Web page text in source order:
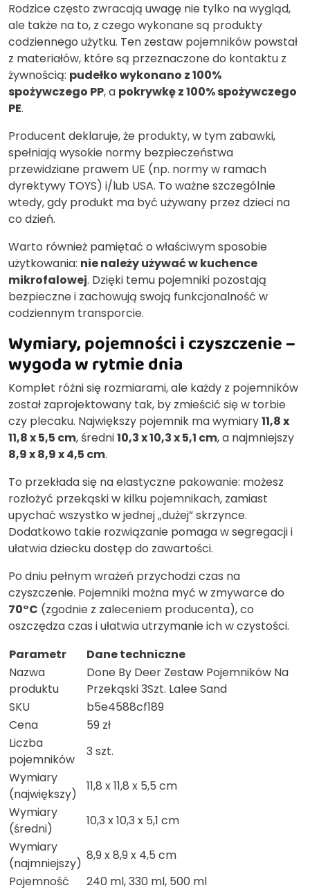
Rodzice często zwracają uwagę nie tylko na wygląd,
ale także na to, z czego wykonane są produkty
codziennego użytku. Ten zestaw pojemników powstał
z materiałów, które są przeznaczone do kontaktu z
żywnością: pudełko wykonano z 100%
spożywczego PP, a pokrywkę z 100% spożywczego
PE.
Producent deklaruje, że produkty, w tym zabawki,
spełniają wysokie normy bezpieczeństwa
przewidziane prawem UE (np. normy w ramach
dyrektywy TOYS) i/lub USA. To ważne szczególnie
wtedy, gdy produkt ma być używany przez dzieci na
co dzień.
Warto również pamiętać o właściwym sposobie
użytkowania: nie należy używać w kuchence
mikrofalowej. Dzięki temu pojemniki pozostają
bezpieczne i zachowują swoją funkcjonalność w
codziennym transporcie.
Wymiary, pojemności i czyszczenie –
wygoda w rytmie dnia
Komplet różni się rozmiarami, ale każdy z pojemników
został zaprojektowany tak, by zmieścić się w torbie
czy plecaku. Największy pojemnik ma wymiary11,8 x
11,8 x 5,5 cm, średni10,3 x 10,3 x 5,1 cm, a najmniejszy
8,9 x 8,9 x 4,5 cm.
To przekłada się na elastyczne pakowanie: możesz
rozłożyć przekąski w kilku pojemnikach, zamiast
upychać wszystko w jednej „dużej” skrzynce.
Dodatkowo takie rozwiązanie pomaga w segregacji i
ułatwia dziecku dostęp do zawartości.
Po dniu pełnym wrażeń przychodzi czas na
czyszczenie. Pojemniki można myć w zmywarce do
70°C (zgodnie z zaleceniem producenta), co
oszczędza czas i ułatwia utrzymanie ich w czystości.
Parametr
Dane techniczne
Nazwa
produktu
Done By Deer Zestaw Pojemników Na
Przekąski 3Szt. Lalee Sand
SKU
b5e4588cf189
Cena
59 zł
Liczba
pojemników
3 szt.
Wymiary
(największy)
11,8 x 11,8 x 5,5 cm
Wymiary
(średni)
10,3 x 10,3 x 5,1 cm
Wymiary
(najmniejszy)
8,9 x 8,9 x 4,5 cm
Pojemność
240 ml, 330 ml, 500 ml